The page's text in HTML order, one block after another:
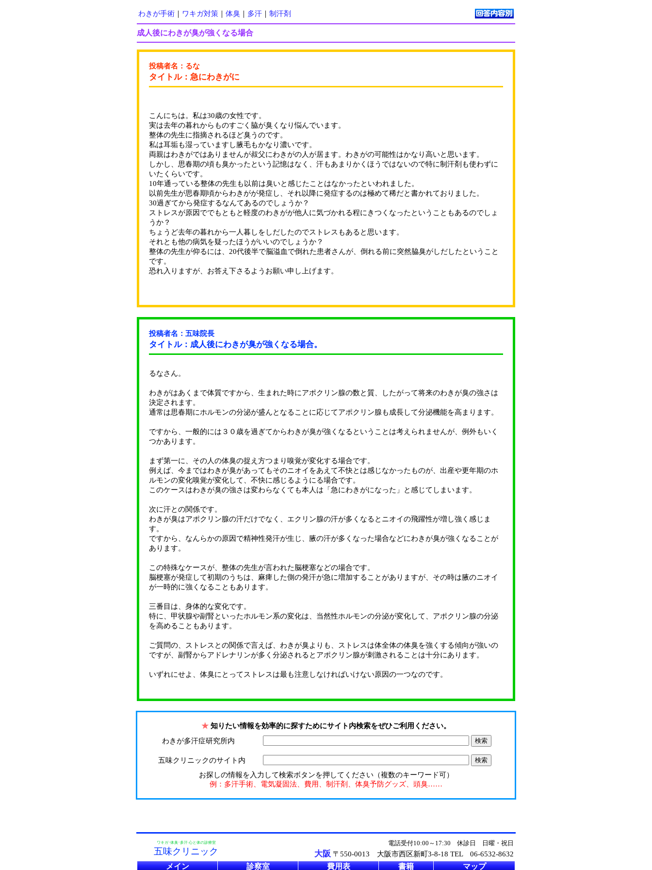
わきが手術 ワキガ対策 体臭 多汗 制汗剤
成人後にわきが臭が強くなる場合
投稿者名：るな
タイトル：急にわきがに
こんにちは。私は30歳の女性です。
実は去年の暮れからものすごく脇が臭くなり悩んでいます。
整体の先生に指摘されるほど臭うのです。
私は耳垢も湿っていますし腋毛もかなり濃いです。
両親はわきがではありませんが叔父にわきがの人が居ます。わきがの可能性はかなり高いと思います。
しかし、思春期の頃も臭かったという記憶はなく、汗もあまりかくほうではないので特に制汗剤も使わずに
いたくらいです。
10年通っている整体の先生も以前は臭いと感じたことはなかったといわれました。
以前先生が思春期頃からわきがが発症し、それ以降に発症するのは極めて稀だと書かれておりました。
30過ぎてから発症するなんてあるのでしょうか？
ストレスが原因ででもともと軽度のわきがが他人に気づかれる程にきつくなったということもあるのでしょ
うか？
ちょうど去年の暮れから一人暮しをしだしたのでストレスもあると思います。
それとも他の病気を疑ったほうがいいのでしょうか？
整体の先生が仰るには、20代後半で脳溢血で倒れた患者さんが、倒れる前に突然脇臭がしだしたということ
です。
恐れ入りますが、お答え下さるようお願い申し上げます。
投稿者名：五味院長
タイトル：成人後にわきが臭が強くなる場合。
るなさん。
わきがはあくまで体質ですから、生まれた時にアポクリン腺の数と質、したがって将来のわきが臭の強さは
決定されます。
通常は思春期にホルモンの分泌が盛んとなることに応じてアポクリン腺も成長して分泌機能を高まります。
ですから、一般的には３０歳を過ぎてからわきが臭が強くなるということは考えられませんが、例外もいく
つかあります。
まず第一に、その人の体臭の捉え方つまり嗅覚が変化する場合です。
例えば、今まではわきが臭があってもそのニオイをあえて不快とは感じなかったものが、出産や更年期のホ
ルモンの変化嗅覚が変化して、不快に感じるようにる場合です。
このケースはわきが臭の強さは変わらなくても本人は「急にわきがになった」と感じてしまいます。
次に汗との関係です。
わきが臭はアポクリン腺の汗だけでなく、エクリン腺の汗が多くなるとニオイの飛躍性が増し強く感じま
す。
ですから、なんらかの原因で精神性発汗が生じ、腋の汗が多くなった場合などにわきが臭が強くなることが
あります。
この特殊なケースが、整体の先生が言われた脳梗塞などの場合です。
脳梗塞が発症して初期のうちは、麻痺した側の発汗が急に増加することがありますが、その時は腋のニオイ
が一時的に強くなることもあります。
三番目は、身体的な変化です。
特に、甲状腺や副腎といったホルモン系の変化は、当然性ホルモンの分泌が変化して、アポクリン腺の分泌
を高めることもあります。
ご質問の、ストレスとの関係で言えば、わきが臭よりも、ストレスは体全体の体臭を強くする傾向が強いの
ですが、副腎からアドレナリンが多く分泌されるとアポクリン腺が刺激されることは十分にあります。
いずれにせよ、体臭にとってストレスは最も注意しなければいけない原因の一つなのです。
★ 知りたい情報を効率的に探すためにサイト内検索をぜひご利用ください。
わきが多汗症研究所内
五味クリニックのサイト内
お探しの情報を入力して検索ボタンを押してください（複数のキーワード可）
例：多汗手術、電気凝固法、費用、制汗剤、体臭予防グッズ、頭臭……
ワキガ･体臭･多汗 心と体の診療室
五味クリニック
電話受付10:00～17:30 休診日 日曜・祝日
大阪 〒550-0013 大阪市西区新町3-8-18 TEL 06-6532-8632
メイン 診察室 費用表 書籍 マップ